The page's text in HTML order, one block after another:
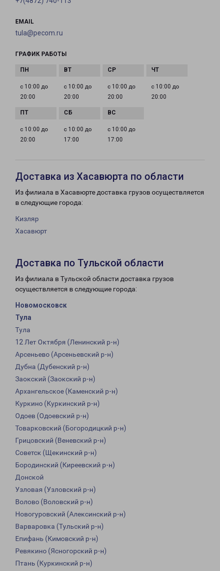
EMAIL
tula@pecom.ru
ГРАФИК РАБОТЫ
с 10:00 до
20:00
с 10:00 до
20:00
с 10:00 до
20:00
с 10:00 до
20:00
с 10:00 до
20:00
с 10:00 до
17:00
с 10:00 до
17:00
Доставка из Хасавюрта по области
Из филиала в Хасавюрте доставка грузов осуществляется
в следующие города:
Кизляр
Хасавюрт
Доставка по Тульской области
Из филиала в Тульской области доставка грузов
осуществляется в следующие города:
Новомосковск
Тула
Тула
12 Лет Октября (Ленинский р-н)
Арсеньево (Арсеньевский р-н)
Дубна (Дубенский р-н)
Заокский (Заокский р-н)
Архангельское (Каменский р-н)
Куркино (Куркинский р-н)
Одоев (Одоевский р-н)
Товарковский (Богородицкий р-н)
Грицовский (Веневский р-н)
Советск (Щекинский р-н)
Бородинский (Киреевский р-н)
Донской
Узловая (Узловский р-н)
Волово (Воловский р-н)
Новогуровский (Алексинский р-н)
Варваровка (Тульский р-н)
Епифань (Кимовский р-н)
Ревякино (Ясногорский р-н)
Птань (Куркинский р-н)